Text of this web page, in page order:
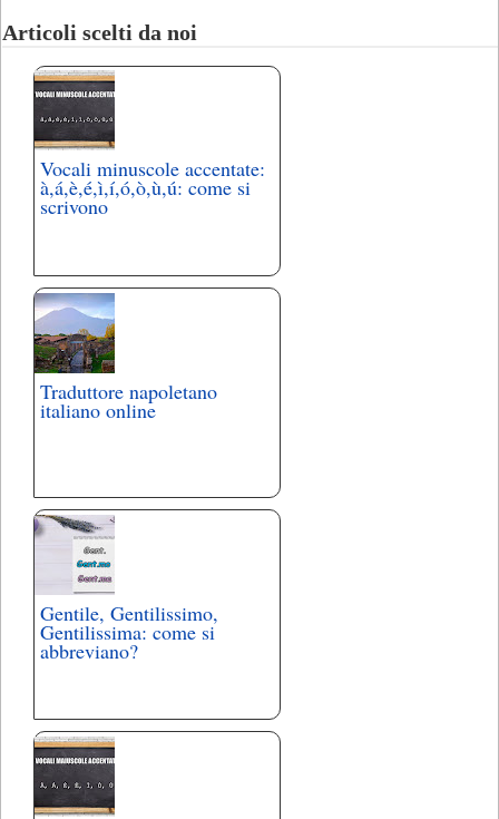
Articoli scelti da noi
Vocali minuscole accentate:
à,á,è,é,ì,í,ó,ò,ù,ú: come si
scrivono
Traduttore napoletano
italiano online
Gentile, Gentilissimo,
Gentilissima: come si
abbreviano?